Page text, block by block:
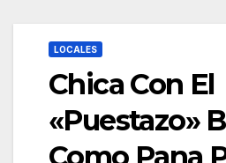
LOCALES
Chica Con El
«Puestazo»
Como Pana